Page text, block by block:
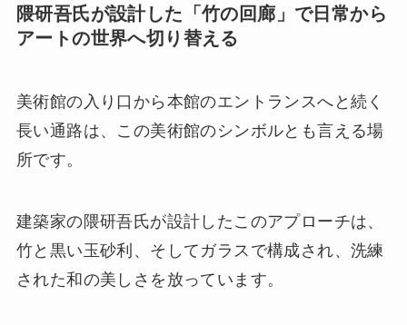
隈研吾氏が設計した「竹の回廊」で日常から
アートの世界へ切り替える
美術館の入り口から本館のエントランスへと続く
長い通路は、この美術館のシンボルとも言える場
所です。
建築家の隈研吾氏が設計したこのアプローチは、
竹と黒い玉砂利、そしてガラスで構成され、洗練
された和の美しさを放っています。